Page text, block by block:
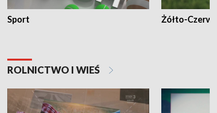
Sport Żółto-
ROLNICTWO I WIEŚ